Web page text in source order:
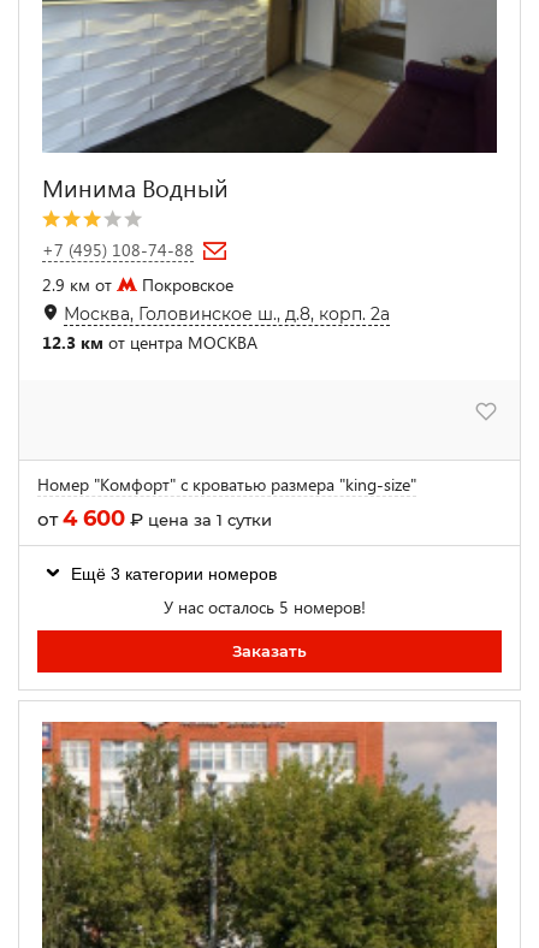
Минима Водный
+7 (495) 108-74-88
2.9 км от
Покровское
Москва, Головинское ш., д.8, корп. 2а
12.3 км от центра МОСКВА
Номер "Комфорт" с кроватью размера "king-size"
от4 600 ₽ цена за 1 сутки
Ещё 3 категории номеров
У нас осталось 5 номеров!
Заказать